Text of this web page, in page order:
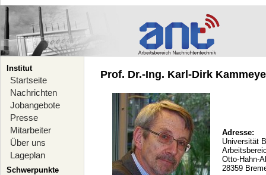
Institut
Startseite
Nachrichten
Jobangebote
Presse
Mitarbeiter
Über uns
Lageplan
Schwerpunkte
Prof. Dr.-Ing. Karl-Dirk
Adresse:
Universität
Otto-Hahn-
28359